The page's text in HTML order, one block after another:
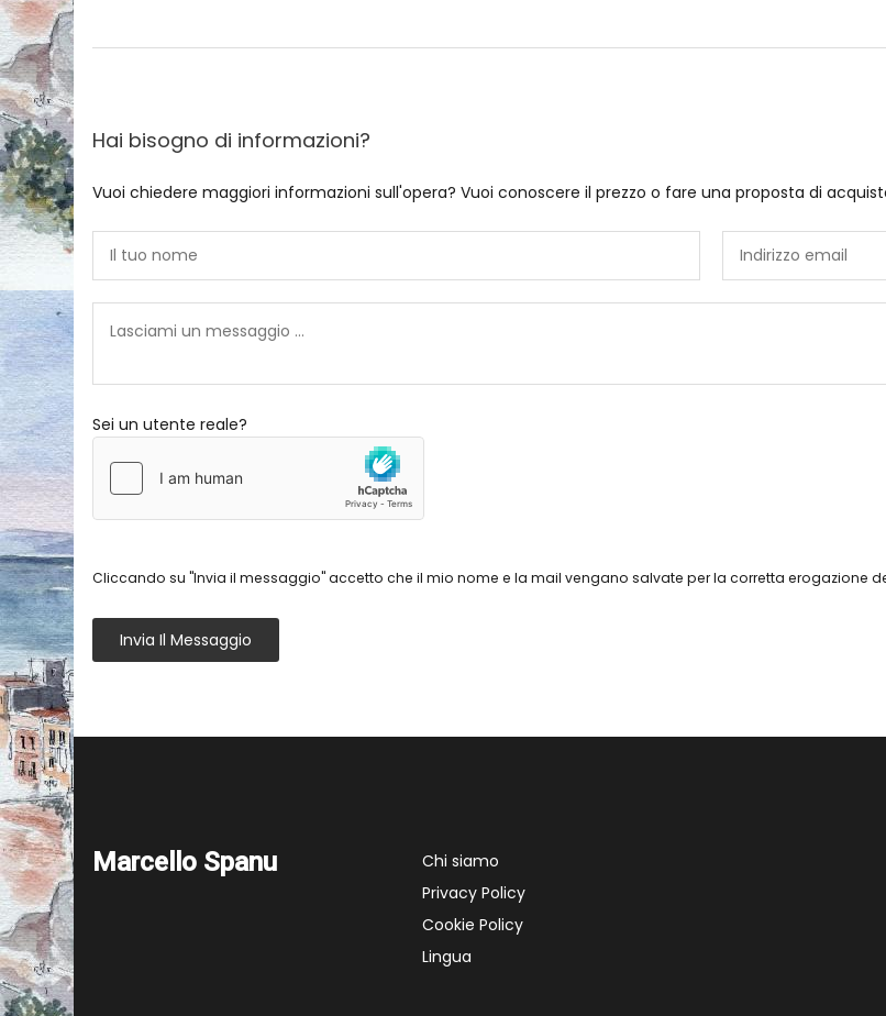
Hai bisogno di informazioni?
Vuoi chiedere maggiori informazioni sull'opera? Vuoi conoscere il prezzo o fare una proposta di
Sei un utente reale?
Cliccando su "Invia il messaggio" accetto che il mio nome e la mail vengano salvate per la corretta erogazione
Invia Il Messaggio
Marcello Spanu
Chi siamo
Privacy Policy
Cookie Policy
Lingua